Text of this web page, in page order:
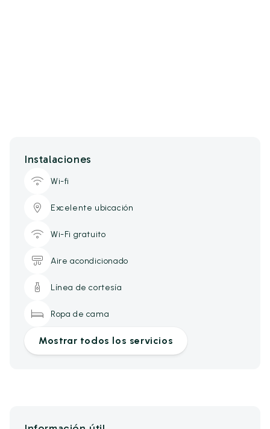
Instalaciones
Wi-fi
Excelente ubicación
Wi-Fi gratuito
Aire acondicionado
Línea de cortesía
Ropa de cama
Mostrar todos los servicios